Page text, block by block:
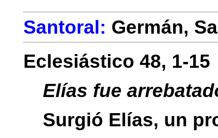
Santoral: Germán,
Eclesiástico 48, 1-15
Elías fue
Surgió Elías, un